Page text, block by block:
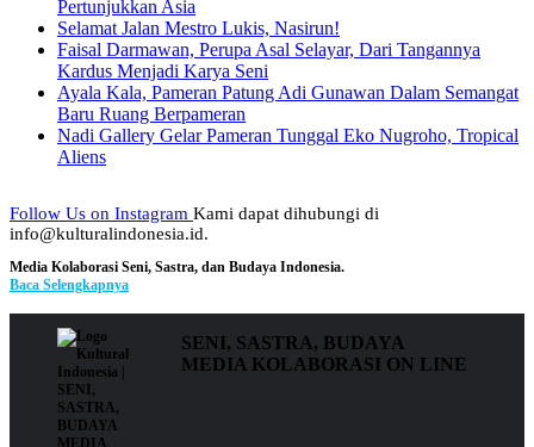
Pertunjukkan Asia
Selamat Jalan Mestro Lukis, Nasirun!
Faisal Darmawan, Perupa Asal Selayar, Dari Tangannya
Kardus Menjadi Karya Seni
Ayala Kala, Pameran Patung Adi Gunawan Dalam Semangat
Baru Ruang Berpameran
Nadi Gallery Gelar Pameran Tunggal Eko Nugroho, Tropical
Aliens
Follow Us on Instagram Kami dapat dihubungi di
info@kulturalindonesia.id.
Media Kolaborasi Seni, Sastra, dan Budaya Indonesia.
Baca Selengkapnya
SENI, SASTRA, BUDAYA
MEDIA KOLABORASI ON LINE